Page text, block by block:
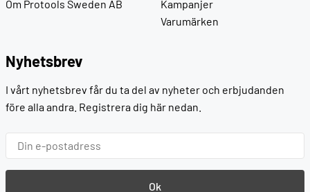
Om Protools Sweden AB
Kampanjer
Varumärken
Nyhetsbrev
I vårt nyhetsbrev får du ta del av nyheter och erbjudanden
före alla andra. Registrera dig här nedan.
Ok